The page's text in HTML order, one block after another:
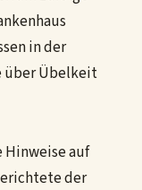
in der
über Übelkeit
Hinweise auf
der